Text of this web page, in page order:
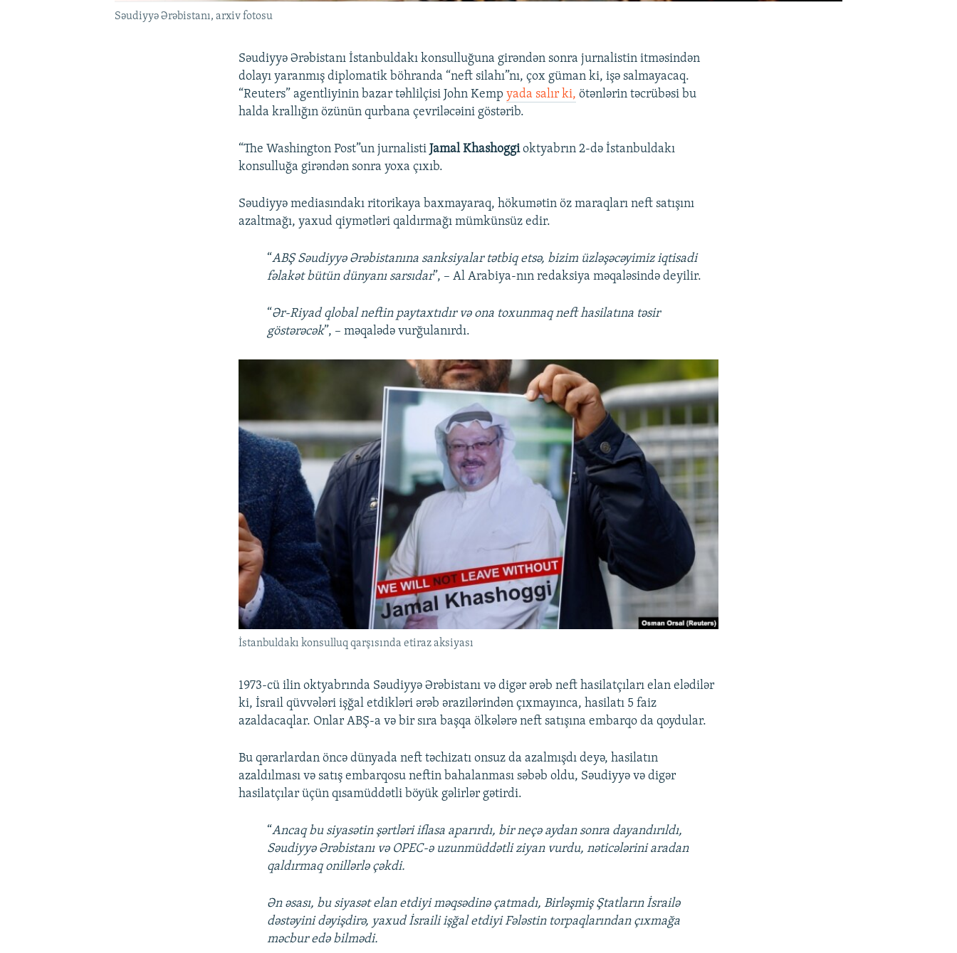
Səudiyyə Ərəbistanı, arxiv fotosu
Səudiyyə Ərəbistanı İstanbuldakı konsulluğuna girəndən sonra jurnalistin itməsindən
dolayı yaranmış diplomatik böhranda “neft silahı”nı, çox güman ki, işə salmayacaq.
“Reuters” agentliyinin bazar təhlilçisi John Kempyada salır ki, ötənlərin təcrübəsi bu
halda krallığın özünün qurbana çevriləcəini göstərib.
“The Washington Post”un jurnalistiJamal Khashoggioktyabrın 2-də İstanbuldakı
konsulluğa girəndən sonra yoxa çıxıb.
Səudiyyə mediasındakı ritorikaya baxmayaraq, hökumətin öz maraqları neft satışını
azaltmağı, yaxud qiymətləri qaldırmağı mümkünsüz edir.
“ABŞ Səudiyyə Ərəbistanına sanksiyalar tətbiq etsə, bizim üzləşəcəyimiz iqtisadi
fəlakət bütün dünyanı sarsıdar”, – Al Arabiya-nın redaksiya məqaləsində deyilir.
“Ər-Riyad qlobal neftin paytaxtıdır və ona toxunmaq neft hasilatına təsir
göstərəcək”, – məqalədə vurğulanırdı.
İstanbuldakı konsulluq qarşısında etiraz aksiyası
1973-cü ilin oktyabrında Səudiyyə Ərəbistanı və digər ərəb neft hasilatçıları elan elədilər
ki, İsrail qüvvələri işğal etdikləri ərəb ərazilərindən çıxmayınca, hasilatı 5 faiz
azaldacaqlar. Onlar ABŞ-a və bir sıra başqa ölkələrə neft satışına embarqo da qoydular.
Bu qərarlardan öncə dünyada neft təchizatı onsuz da azalmışdı deyə, hasilatın
azaldılması və satış embarqosu neftin bahalanması səbəb oldu, Səudiyyə və digər
hasilatçılar üçün qısamüddətli böyük gəlirlər gətirdi.
“Ancaq bu siyasətin şərtləri iflasa aparırdı, bir neçə aydan sonra dayandırıldı,
Səudiyyə Ərəbistanı və OPEC-ə uzunmüddətli ziyan vurdu, nəticələrini aradan
qaldırmaq onillərlə çəkdi.
Ən əsası, bu siyasət elan etdiyi məqsədinə çatmadı, Birləşmiş Ştatların İsrailə
dəstəyini dəyişdirə, yaxud İsraili işğal etdiyi Fələstin torpaqlarından çıxmağa
məcbur edə bilmədi.